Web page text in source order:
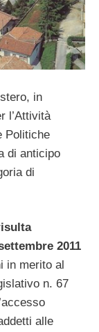
in
l’Attività
Politiche
di anticipo
di
2011
in merito al
n. 67
alle